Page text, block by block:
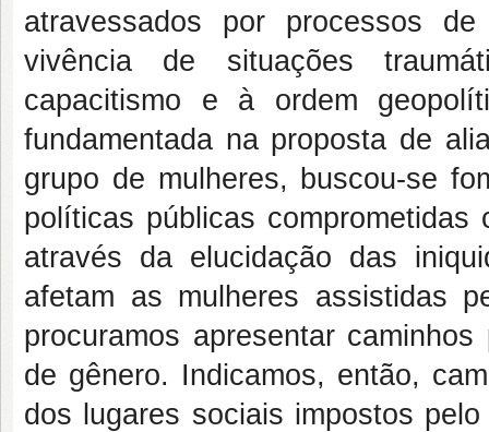
atravessados por processos
vivência de situações
capacitismo e à ordem
fundamentada na proposta de
grupo de mulheres, buscou-se
políticas públicas
através da elucidação das
afetam as mulheres assistidas
procuramos apresentar
de gênero. Indicamos, então,
dos lugares sociais impostos